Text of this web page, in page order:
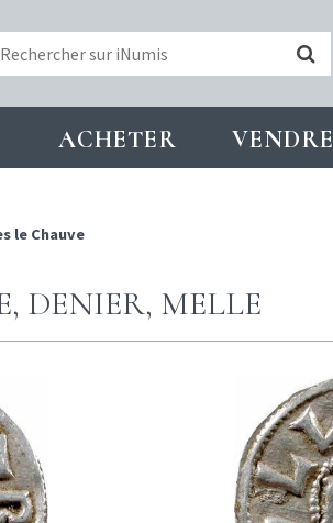
ACHETER VENDRE
le Chauve
DENIER, MELLE